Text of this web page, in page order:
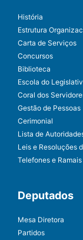
História
Estrutura
Carta de Serviços
Concursos
Biblioteca
Escola do
Coral dos
Gestão de Pessoas
Cerimonial
Lista de
Leis e Resoluções
Telefones e Ramais
Deputados
Mesa Diretora
Partidos